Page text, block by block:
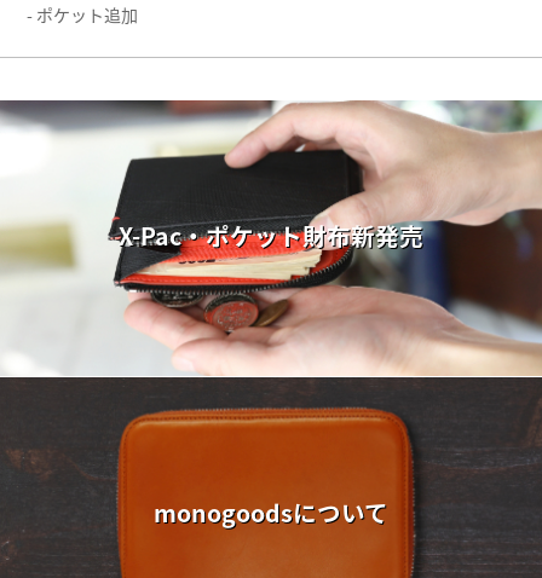
- ポケット追加
X-Pac・ポケット財布新発売
monogoodsについて